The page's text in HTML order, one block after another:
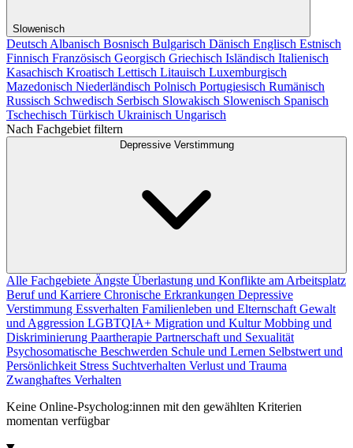
Slowenisch
Deutsch Albanisch Bosnisch Bulgarisch Dänisch Englisch Estnisch
Finnisch Französisch Georgisch Griechisch Isländisch Italienisch
Kasachisch Kroatisch Lettisch Litauisch Luxemburgisch
Mazedonisch Niederländisch Polnisch Portugiesisch Rumänisch
Russisch Schwedisch Serbisch Slowakisch Slowenisch Spanisch
Tschechisch Türkisch Ukrainisch Ungarisch
Nach Fachgebiet filtern
Depressive Verstimmung
Alle Fachgebiete Ängste Überlastung und Konflikte am Arbeitsplatz
Beruf und Karriere Chronische Erkrankungen Depressive
Verstimmung Essverhalten Familienleben und Elternschaft Gewalt
und Aggression LGBTQIA+ Migration und KulturMobbing und
Diskriminierung Paartherapie Partnerschaft und Sexualität
Psychosomatische Beschwerden Schule und Lernen Selbstwert und
Persönlichkeit Stress Suchtverhalten Verlust und Trauma
Zwanghaftes Verhalten
Keine Online-Psycholog:innen mit den gewählten Kriterien
momentan verfügbar